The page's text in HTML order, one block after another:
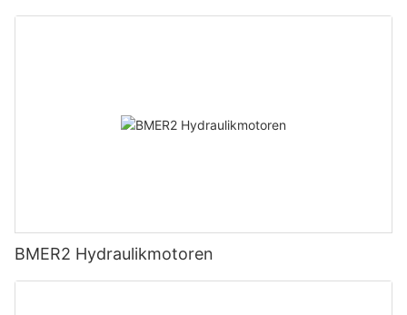
BMER2 Hydraulikmotoren